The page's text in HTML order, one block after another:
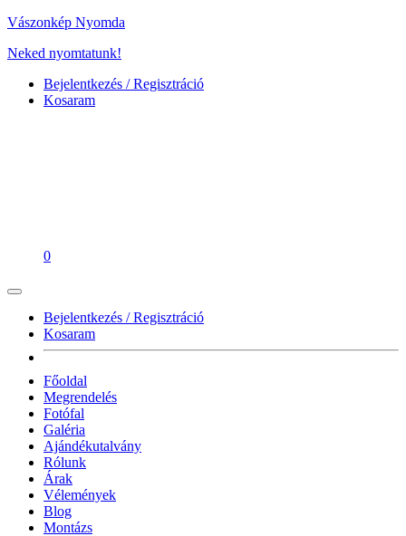
Vászonkép Nyomda
Neked nyomtatunk!
Bejelentkezés / Regisztráció
Kosaram
0
Bejelentkezés / Regisztráció
Kosaram
Főoldal
Megrendelés
Fotófal
Galéria
Ajándékutalvány
Rólunk
Árak
Vélemények
Blog
Montázs